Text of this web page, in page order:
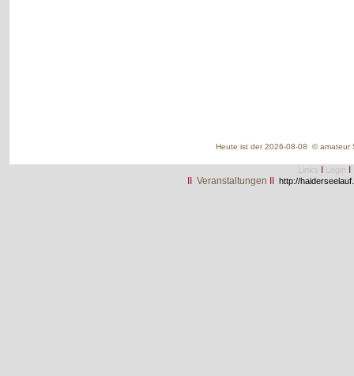
Heute ist der 2026-08-08 © amateur
Links Login
Veranstaltungen http://